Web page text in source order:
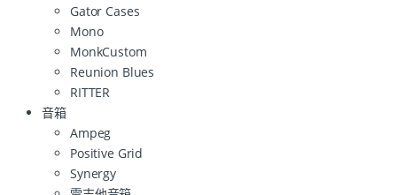
Gator Cases
Mono
MonkCustom
Reunion Blues
RITTER
音箱
Ampeg
Positive Grid
Synergy